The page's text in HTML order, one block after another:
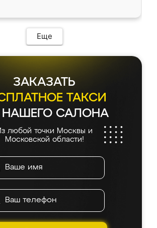
Еще
ЗАКАЗАТЬ
ТАКСИ
САЛОНА
любой точки Москвы и
Московской области!